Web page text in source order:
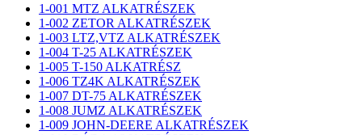
1-001 MTZ ALKATRÉSZEK
1-002 ZETOR ALKATRÉSZEK
1-003 LTZ,VTZ ALKATRÉSZEK
1-004 T-25 ALKATRÉSZEK
1-005 T-150 ALKATRÉSZ
1-006 TZ4K ALKATRÉSZEK
1-007 DT-75 ALKATRÉSZEK
1-008 JUMZ ALKATRÉSZEK
1-009 JOHN-DEERE ALKATRÉSZEK